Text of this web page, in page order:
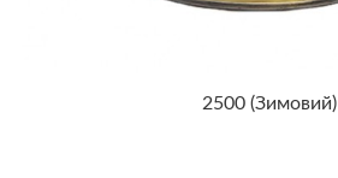
2500 (Зимовий)